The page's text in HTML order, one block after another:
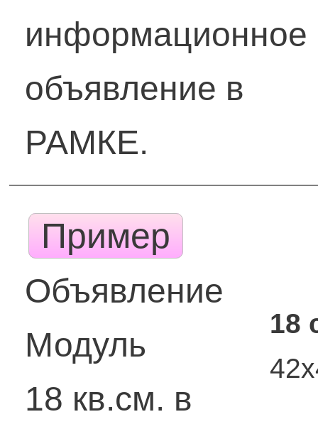
информационное
объявление в
РАМКЕ.
Пример
Объявление
Модуль
18 кв.см. в
18